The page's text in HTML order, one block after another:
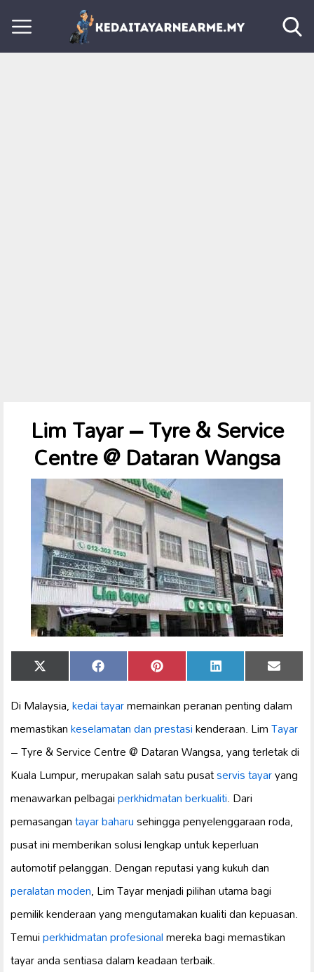
Lim Tayar – Tyre & Service
Centre @ Dataran Wangsa
Share
on
X
(Twitter)
Share
on
Facebook Share
on
Pinterest Share
on
LinkedIn Share
on
Email
Di Malaysia,kedai tayarmemainkan peranan penting dalam
memastikankeselamatan dan prestasikenderaan. LimTayar
– Tyre & Service Centre @ Dataran Wangsa, yang terletak di
Kuala Lumpur, merupakan salah satu pusatservis tayaryang
menawarkan pelbagaiperkhidmatan berkualiti. Dari
pemasangantayar baharusehingga penyelenggaraan roda,
pusat ini memberikan solusi lengkap untuk keperluan
automotif pelanggan. Dengan reputasi yang kukuh dan
peralatan moden, Lim Tayar menjadi pilihan utama bagi
pemilik kenderaan yang mengutamakan kualiti dan kepuasan.
Temuiperkhidmatan profesionalmereka bagi memastikan
tayar anda sentiasa dalam keadaan terbaik.